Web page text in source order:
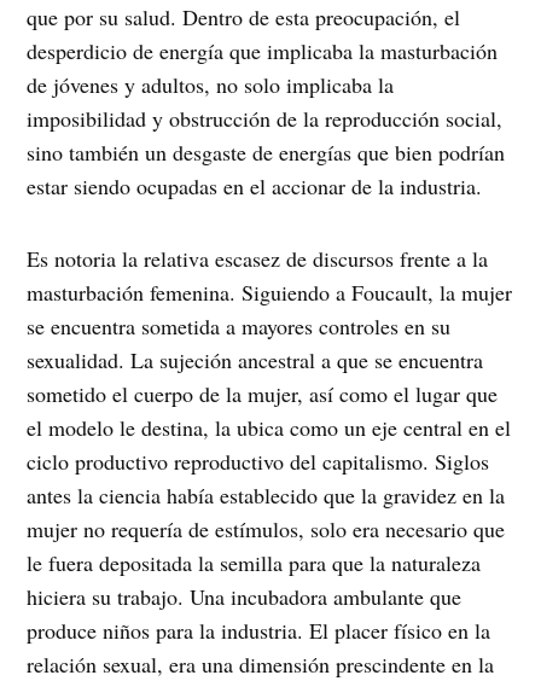
que por su salud. Dentro de esta preocupación, el
desperdicio de energía que implicaba la masturbación
de jóvenes y adultos, no solo implicaba la
imposibilidad y obstrucción de la reproducción social,
sino también un desgaste de energías que bien podrían
estar siendo ocupadas en el accionar de la industria.
Es notoria la relativa escasez de discursos frente a la
masturbación femenina. Siguiendo a Foucault, la mujer
se encuentra sometida a mayores controles en su
sexualidad. La sujeción ancestral a que se encuentra
sometido el cuerpo de la mujer, así como el lugar que
el modelo le destina, la ubica como un eje central en el
ciclo productivo reproductivo del capitalismo. Siglos
antes la ciencia había establecido que la gravidez en la
mujer no requería de estímulos, solo era necesario que
le fuera depositada la semilla para que la naturaleza
hiciera su trabajo. Una incubadora ambulante que
produce niños para la industria. El placer físico en la
relación sexual, era una dimensión prescindente en la